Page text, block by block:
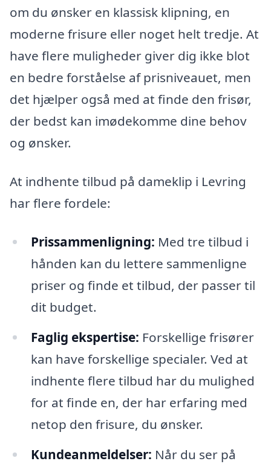
om du ønsker en klassisk klipning, en
moderne frisure eller noget helt tredje. At
have flere muligheder giver dig ikke blot
en bedre forståelse af prisniveauet, men
det hjælper også med at finde den frisør,
der bedst kan imødekomme dine behov
og ønsker.
At indhente tilbud på dameklip i Levring
har flere fordele:
Prissammenligning: Med tre tilbud i
hånden kan du lettere sammenligne
priser og finde et tilbud, der passer til
dit budget.
Faglig ekspertise: Forskellige frisører
kan have forskellige specialer. Ved at
indhente flere tilbud har du mulighed
for at finde en, der har erfaring med
netop den frisure, du ønsker.
Kundeanmeldelser: Når du ser på